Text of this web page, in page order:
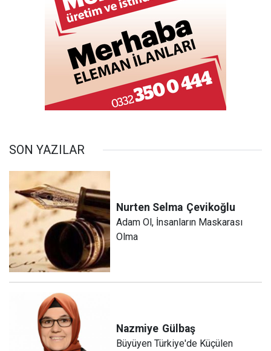
SON YAZILAR
Nurten Selma Çevikoğlu
Adam Ol, İnsanların Maskarası
Olma
Nazmiye Gülbaş
Büyüyen Türkiye'de Küçülen